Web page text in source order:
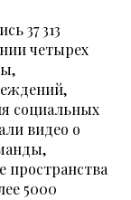
37 313
четырех
социальных
видео о
пространства
5000